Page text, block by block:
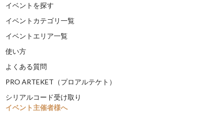
イベントを探す
イベントカテゴリ一覧
イベントエリア一覧
使い方
よくある質問
PRO ARTEKET（プロアルテケト）
シリアルコード受け取り
イベント主催者様へ